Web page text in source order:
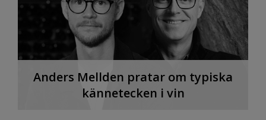
Anders Mellden pratar om typiska
kännetecken i vin